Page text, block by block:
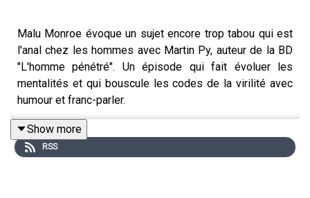
Malu Monroe évoque un sujet encore trop tabou qui est
l'anal chez les hommes avec Martin Py, auteur de la BD
"L'homme pénétré". Un épisode qui fait évoluer les
mentalités et qui bouscule les codes de la virilité avec
humour et franc-parler.
Show more
RSS